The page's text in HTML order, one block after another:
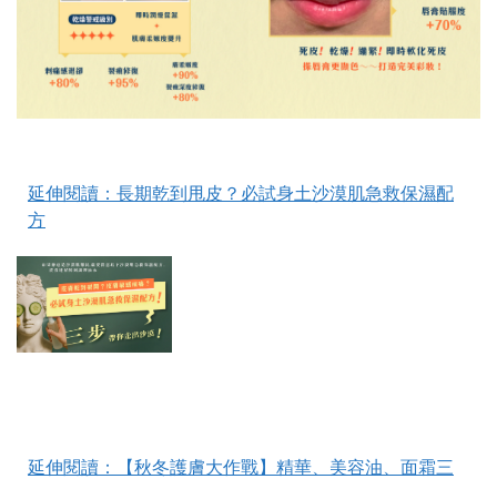
延伸閱讀 ：長期乾到甩皮？必試身土沙漠肌急救保濕配
方
延伸閱讀：
【秋冬護膚大作戰】精華、美容油、面霜三